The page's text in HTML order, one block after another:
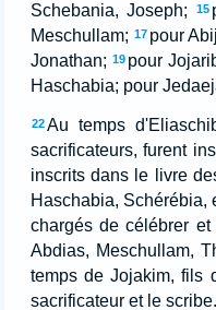
Schebania, Joseph;
15
Meschullam; 17 pour
Jonathan; 19 pour
Haschabia; pour
22 Au temps
sacrificateurs, furent
inscrits dans le livre
Haschabia, Schérébia,
chargés de célébrer
Abdias, Meschullam,
temps de Jojakim, fils
sacrificateur et le scribe.